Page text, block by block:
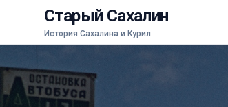
Старый Сахалин
История Сахалина и Курил